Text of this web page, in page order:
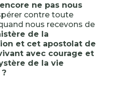
ne pas nous
contre toute
nous recevons de
de la
et cet apostolat de
avec courage et
de la vie